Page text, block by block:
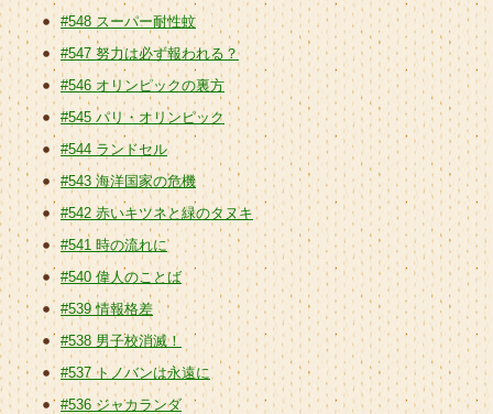
#548 スーパー耐性蚊
#547 努力は必ず報われる？
#546 オリンピックの裏方
#545 パリ・オリンピック
#544 ランドセル
#543 海洋国家の危機
#542 赤いキツネと緑のタヌキ
#541 時の流れに
#540 偉人のことば
#539 情報格差
#538 男子校消滅！
#537 トノバンは永遠に
#536 ジャカランダ